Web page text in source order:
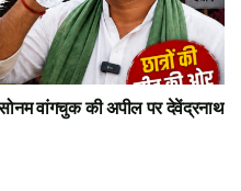
वांगचुक की अपील पर देवेंद्रनाथ